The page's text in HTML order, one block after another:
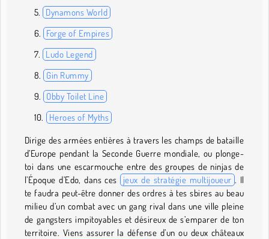
Dynamons World
Forge of Empires
Ludo Legend
Gin Rummy
Obby Toilet Line
Heroes of Myths
Dirige des armées entières à travers les champs de bataille
d’Europe pendant la Seconde Guerre mondiale, ou plonge-
toi dans une escarmouche entre des groupes de ninjas de
l’Époque d’Edo, dans ces
jeux de stratégie multijoueur . Il
te faudra peut-être donner des ordres à tes sbires au beau
milieu d’un combat avec un gang rival dans une ville pleine
de gangsters impitoyables et désireux de s’emparer de ton
territoire. Viens assurer la défense d’un ou deux châteaux